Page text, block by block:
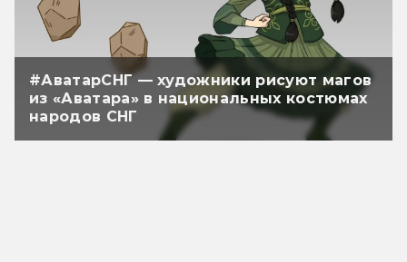
#АватарСНГ — художники рисуют магов
из «Аватара» в национальных костюмах
народов СНГ